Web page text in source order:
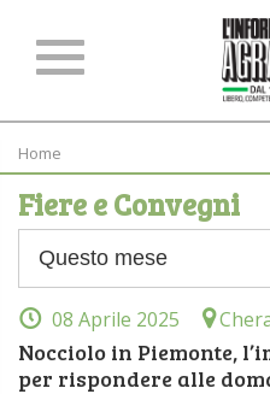
Home
Fiere e Convegni
08 Aprile 2025
Nocciolo in Piemonte,
per rispondere alle